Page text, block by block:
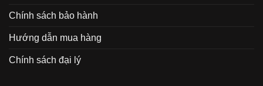
Chính sách bảo hành
Hướng dẫn mua hàng
Chính sách đại lý